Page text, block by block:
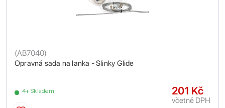
Opravná sada na lanka - Slinky Glide
(AB7040)
4+ Skladem 201 Kč
včetně DPH